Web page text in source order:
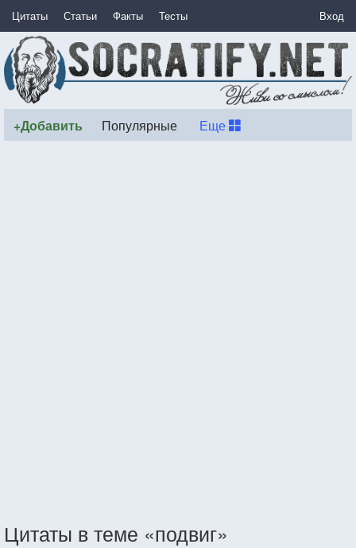
Цитаты Статьи Факты Тесты Вход
+Добавить Популярные Еще
Цитаты в теме «подвиг»